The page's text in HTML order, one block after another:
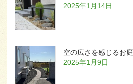
2025年1月14日
空の広さを感じるお庭
2025年1月9日